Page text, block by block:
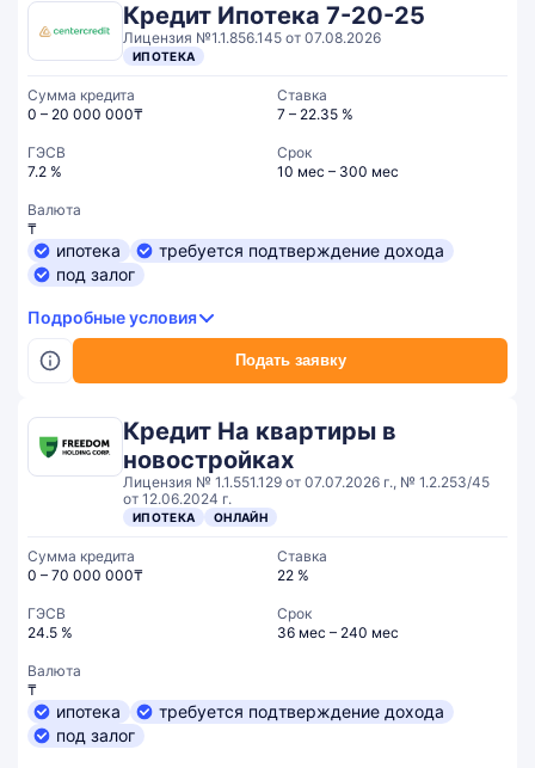
Кредит Ипотека 7-20-25
Лицензия №1.1.856.145 от 07.08.2026
ИПОТЕКА
Подать заявку
Сумма кредита
0 – 20 000 000₸
Ставка
7 – 22.35 %
ГЭСВ
7.2 %
Срок
10 мес – 300 мес
Валюта
₸
ипотека
требуется подтверждение дохода
под залог
Подробные условия
Кредит На квартиры в
новостройках
Лицензия № 1.1.551.129 от 07.07.2026 г., № 1.2.253/45
от 12.06.2024 г.
ИПОТЕКА ОНЛАЙН
Сумма кредита
0 – 70 000 000₸
Ставка
22 %
ГЭСВ
24.5 %
Срок
36 мес – 240 мес
Валюта
₸
ипотека
требуется подтверждение дохода
под залог